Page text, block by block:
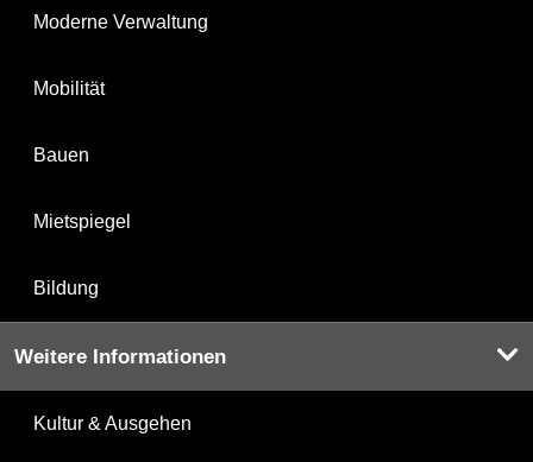
Moderne Verwaltung
Mobilität
Bauen
Mietspiegel
Bildung
Weitere Informationen
Kultur & Ausgehen